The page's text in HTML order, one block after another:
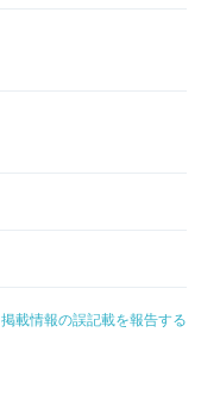
掲載情報の誤記載を報告する